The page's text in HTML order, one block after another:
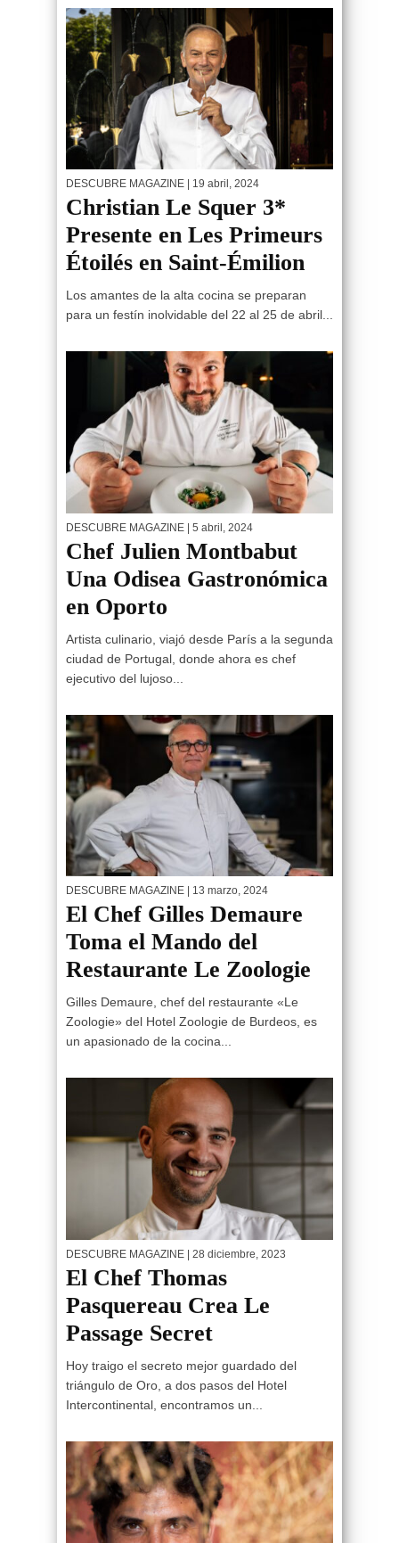
DESCUBRE MAGAZINE | 19 abril, 2024
Christian Le Squer 3*
Presente en Les Primeurs
Étoilés en Saint-Émilion
Los amantes de la alta cocina se preparan
para un festín inolvidable del 22 al 25 de abril...
DESCUBRE MAGAZINE | 5 abril, 2024
Chef Julien Montbabut
Una Odisea Gastronómica
en Oporto
Artista culinario, viajó desde París a la segunda
ciudad de Portugal, donde ahora es chef
ejecutivo del lujoso...
DESCUBRE MAGAZINE | 13 marzo, 2024
El Chef Gilles Demaure
Toma el Mando del
Restaurante Le Zoologie
Gilles Demaure, chef del restaurante «Le
Zoologie» del Hotel Zoologie de Burdeos, es
un apasionado de la cocina...
DESCUBRE MAGAZINE | 28 diciembre, 2023
El Chef Thomas
Pasquereau Crea Le
Passage Secret
Hoy traigo el secreto mejor guardado del
triángulo de Oro, a dos pasos del Hotel
Intercontinental, encontramos un...